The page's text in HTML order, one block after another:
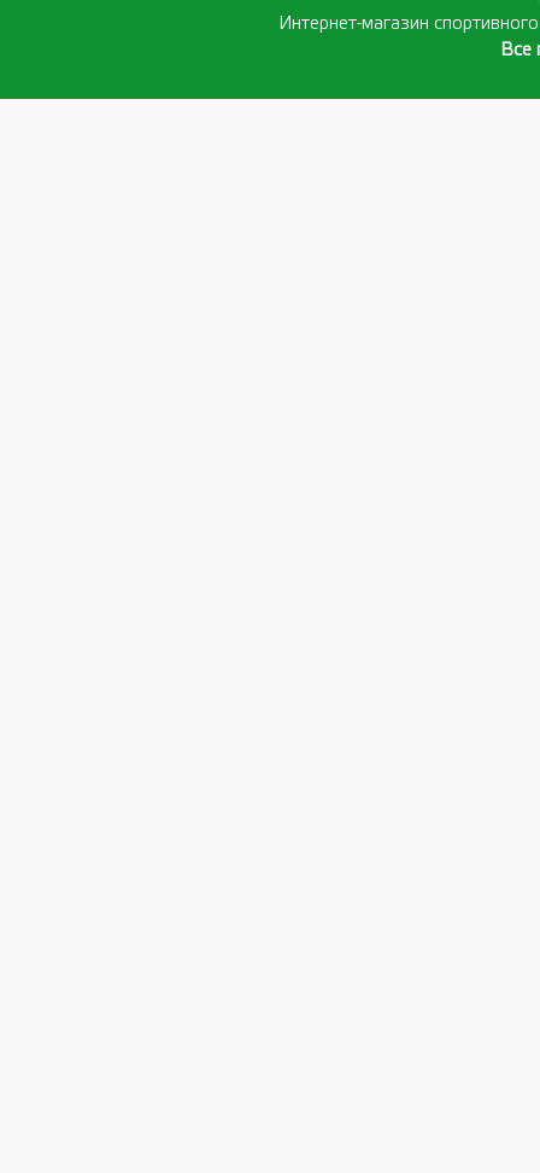
Интернет-магазин
Все